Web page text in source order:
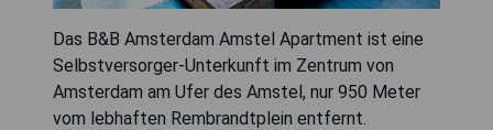
Das B&B Amsterdam Amstel Apartment ist eine
Selbstversorger-Unterkunft im Zentrum von
Amsterdam am Ufer des Amstel, nur 950 Meter
vom lebhaften Rembrandtplein entfernt.